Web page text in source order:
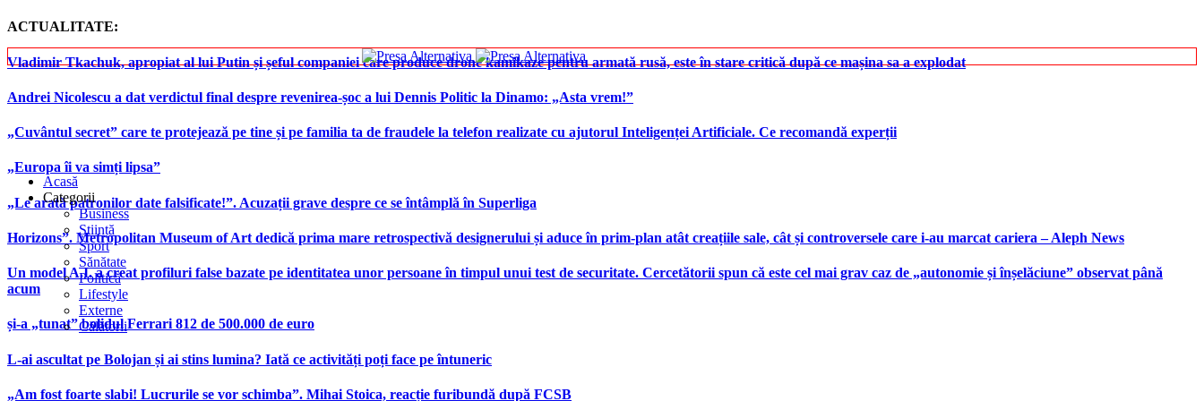
ACTUALITATE:
Vladimir Tkachuk, apropiat al lui Putin și șeful companiei care produce drone kamikaze pentru armată rusă, este în stare critică după ce mașina sa a explodat
Andrei Nicolescu a dat verdictul final despre revenirea-șoc a lui Dennis Politic la Dinamo: „Asta vrem!”
„Cuvântul secret” care te protejează pe tine și pe familia ta de fraudele la telefon realizate cu ajutorul Inteligenței Artificiale. Ce recomandă experții
„Europa îi va simți lipsa”
„Le arată patronilor date falsificate!”. Acuzații grave despre ce se întâmplă în Superliga
Horizons”. Metropolitan Museum of Art dedică prima mare retrospectivă designerului și aduce în prim-plan atât creațiile sale, cât și controversele care i-au marcat cariera – Aleph News
Un model A.I. a creat profiluri false bazate pe identitatea unor persoane în timpul unui test de securitate. Cercetătorii spun că este cel mai grav caz de „autonomie și înșelăciune” observat până
acum
și-a „tunat” bolidul Ferrari 812 de 500.000 de euro
L-ai ascultat pe Bolojan și ai stins lumina? Iată ce activități poți face pe întuneric
„Am fost foarte slabi! Lucrurile se vor schimba”. Mihai Stoica, reacție furibundă după FCSB
Acasă
Categorii
Business
Știință
Sport
Sănătate
Politică
Lifestyle
Externe
Călătorii